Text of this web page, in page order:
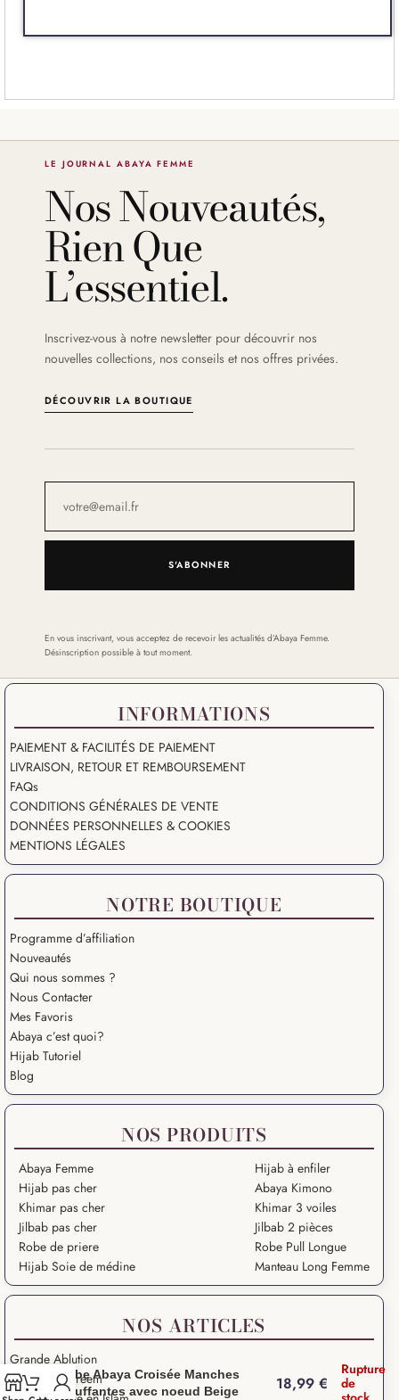
LE JOURNAL ABAYA FEMME
Nos Nouveautés,
Rien Que
L’essentiel.
Inscrivez-vous à notre newsletter pour découvrir nos
nouvelles collections, nos conseils et nos offres privées.
DÉCOUVRIR LA BOUTIQUE
S'ABONNER
En vous inscrivant, vous acceptez de recevoir les actualités d’Abaya Femme.
Désinscription possible à tout moment.
INFORMATIONS
PAIEMENT & FACILITÉS DE PAIEMENT
LIVRAISON, RETOUR ET REMBOURSEMENT
FAQs
CONDITIONS GÉNÉRALES DE VENTE
DONNÉES PERSONNELLES & COOKIES
MENTIONS LÉGALES
NOTRE BOUTIQUE
Programme d’affiliation
Nouveautés
Qui nous sommes ?
Nous Contacter
Mes Favoris
Abaya c’est quoi?
Hijab Tutoriel
Blog
NOS PRODUITS
Abaya Femme
Hijab pas cher
Khimar pas cher
Jilbab pas cher
Robe de priere
Hijab Soie de médine
Hijab à enfiler
Abaya Kimono
Khimar 3 voiles
Jilbab 2 pièces
Robe Pull Longue
Manteau Long Femme
NOS ARTICLES
Grande Ablution
Ramadan KareemRobe Abaya Croisée Manches
Bouffantes avec noeud Beige
18,99 €
Rupture
de